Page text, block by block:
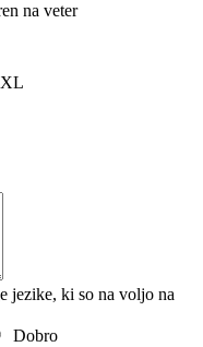
na veter
jezike, ki so na voljo na
Dobro